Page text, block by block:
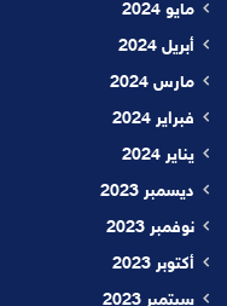
مايو 2024
أبريل 2024
مارس 2024
فبراير 2024
يناير 2024
ديسمبر 2023
نوفمبر 2023
أكتوبر 2023
سبتمبر 2023